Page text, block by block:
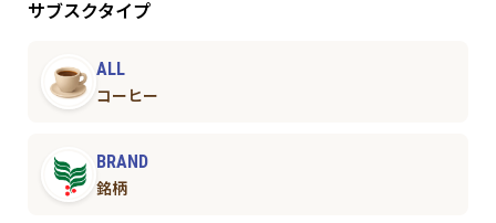
サブスクタイプ
ALL
コーヒー
BRAND
銘柄